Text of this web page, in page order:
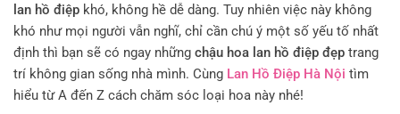
lan hồ điệp khó, không hề dễ dàng. Tuy nhiên việc này không
khó như mọi người vẫn nghĩ, chỉ cần chú ý một số yếu tố nhất
định thì bạn sẽ có ngay những chậu hoa lan hồ điệp đẹp trang
trí không gian sống nhà mình. Cùng Lan Hồ Điệp Hà Nội tìm
hiểu từ A đến Z cách chăm sóc loại hoa này nhé!